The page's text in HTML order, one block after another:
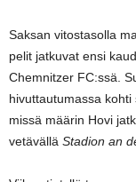
Saksan vitostasolla
pelit jatkuvat ensi
Chemnitzer FC:ssä.
hivuttautumassa kohti
missä määrin Hovi
vetävällä Stadion an